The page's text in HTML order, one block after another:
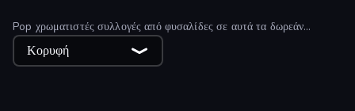
Pop χρωματιστές συλλογές από φυσαλίδες σε αυτά τα δωρεάν
παιχνίδια shooter φούσκα!
Κορυφή